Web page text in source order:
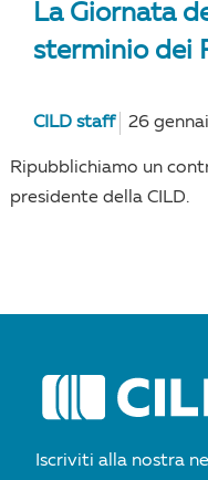
La Giornata
sterminio dei
CILD staff 26
Ripubblichiamo un
presidente della CILD.
Iscriviti alla nostra